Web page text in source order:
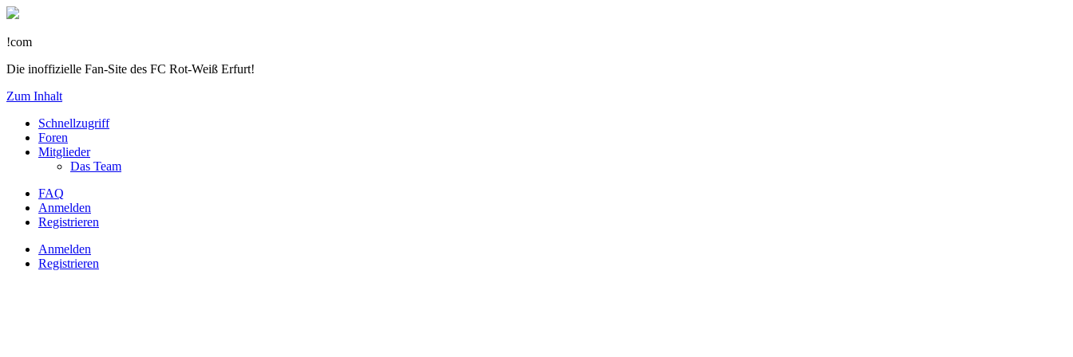
!com
Die inoffizielle Fan-Site des FC Rot-Weiß Erfurt!
Zum Inhalt
Schnellzugriff
Foren
Mitglieder
Das Team
FAQ
Anmelden
Registrieren
Anmelden
Registrieren